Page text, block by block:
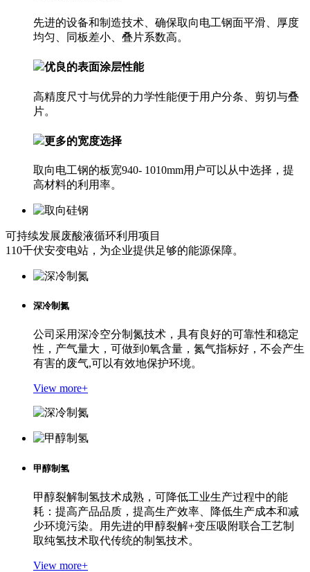
先进的设备和制造技术、确保取向电工钢面平滑、厚度
均匀、同板差小、叠片系数高。
优良的表面涂层性能
高精度尺寸与优异的力学性能便于用户分条、剪切与叠
片。
更多的宽度选择
取向电工钢的板宽940- 1010mm用户可以从中选择，提
高材料的利用率。
可持续发展废酸液循环利用项目
110千伏安变电站，为企业提供足够的能源保障。
深冷制氮
公司采用深冷空分制氮技术，具有良好的可靠性和稳定
性，产气量大，可做到0氧含量，氮气指标好，不会产生
有害的废气,可以有效地保护环境。
View more+
甲醇制氢
甲醇裂解制氢技术成熟，可降低工业生产过程中的能
耗：提高产品品质，提高生产效率、降低生产成本和减
少环境污染。用先进的甲醇裂解+变压吸附联合工艺制
取纯氢技术取代传统的制氢技术。
View more+